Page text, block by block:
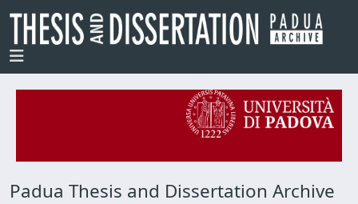
Padua Thesis and Dissertation Archive